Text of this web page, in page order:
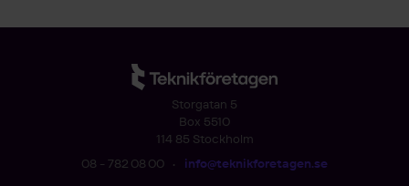
Storgatan 5
Box 5510
114 85 Stockholm
08 - 782 08 00 • info@teknikforetagen.se